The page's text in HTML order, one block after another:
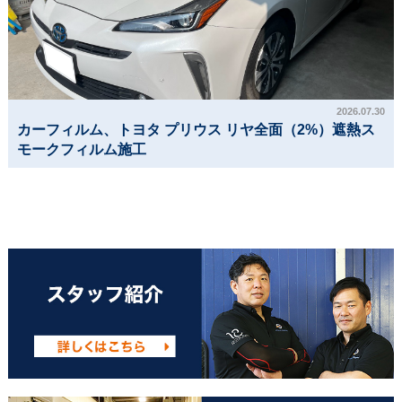
2026.07.30
カーフィルム、トヨタ プリウス リヤ全面（2%）遮熱ス
モークフィルム施工